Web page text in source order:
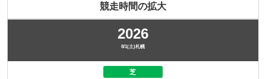
競走時間の拡大
2026
8/1(土)札幌
芝